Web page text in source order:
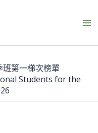
班第一梯次榜單
Students for the